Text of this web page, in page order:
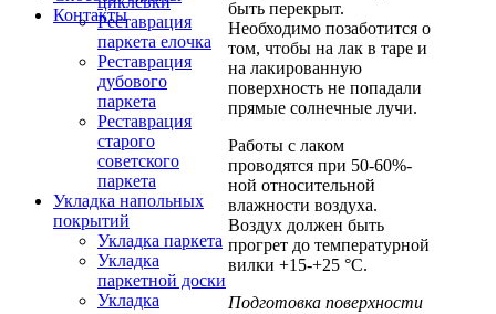
КонтактыРеставрация
паркета елочка
Реставрация
дубового
паркета
Реставрация
старого
советского
паркета
Укладка напольных
покрытий
Укладка паркета
Укладка
паркетной доски
Укладка
быть перекрыт.
Необходимо позаботится о
том, чтобы на лак в таре и
на лакированную
поверхность не попадали
прямые солнечные лучи.
Работы с лаком
проводятся при 50-60%-
ной относительной
влажности воздуха.
Воздух должен быть
прогрет до температурной
вилки +15-+25 °С.
Подготовка поверхности